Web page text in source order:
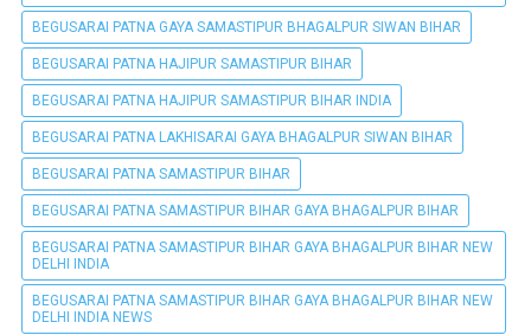
BEGUSARAI PATNA GAYA SAMASTIPUR BHAGALPUR SIWAN BIHAR
BEGUSARAI PATNA HAJIPUR SAMASTIPUR BIHAR
BEGUSARAI PATNA HAJIPUR SAMASTIPUR BIHAR INDIA
BEGUSARAI PATNA LAKHISARAI GAYA BHAGALPUR SIWAN BIHAR
BEGUSARAI PATNA SAMASTIPUR BIHAR
BEGUSARAI PATNA SAMASTIPUR BIHAR GAYA BHAGALPUR BIHAR
BEGUSARAI PATNA SAMASTIPUR BIHAR GAYA BHAGALPUR BIHAR NEW
DELHI INDIA
BEGUSARAI PATNA SAMASTIPUR BIHAR GAYA BHAGALPUR BIHAR NEW
DELHI INDIA NEWS